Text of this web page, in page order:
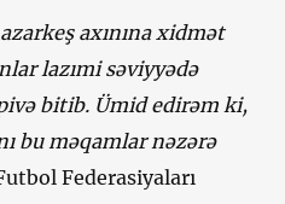
axınına xidmət
lazımi səviyyədə
bitib. Ümid edirəm ki,
bu məqamlar nəzərə
Federasiyaları